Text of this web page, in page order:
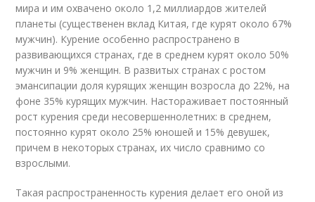
мира и им охвачено около 1,2 миллиардов жителей
планеты (существенен вклад Китая, где курят около 67%
мужчин). Курение особенно распространено в
развивающихся странах, где в среднем курят около 50%
мужчин и 9% женщин. В развитых странах с ростом
эмансипации доля курящих женщин возросла до 22%, на
фоне 35% курящих мужчин. Настораживает постоянный
рост курения среди несовершеннолетних: в среднем,
постоянно курят около 25% юношей и 15% девушек,
причем в некоторых странах, их число сравнимо со
взрослыми.
Такая распространенность курения делает его оной из